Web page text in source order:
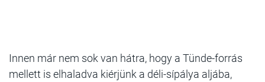
Innen már nem sok van hátra, hogy a Tünde-forrás
mellett is elhaladva kiérjünk a déli-sípálya aljába,